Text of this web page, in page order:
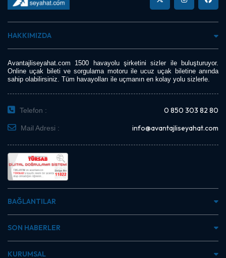
HAKKIMIZDA
Avantajliseyahat.com 1500 havayolu şirketini sizler ile buluşturuyor.
Online uçak bileti ve sorgulama motoru ile ucuz uçak biletine anında
sahip olabilirsiniz. Tüm havayolları ile uçmanın en kolay yolu sizlerle.
Telefon : 0 850 303 82 80
Mail Adresi : info@avantajliseyahat.com
BAĞLANTILAR
SON HABERLER
KURUMSAL